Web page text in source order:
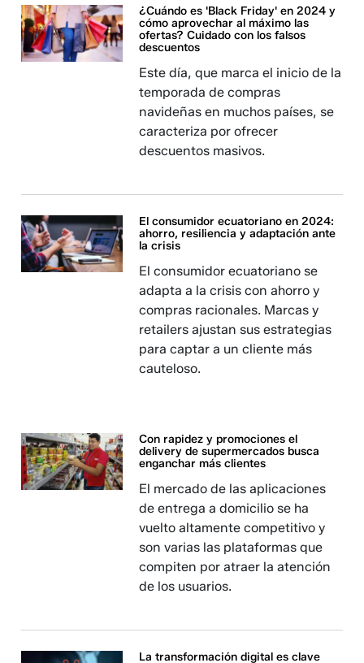
¿Cuándo es 'Black Friday' en 2024 y
cómo aprovechar al máximo las
ofertas? Cuidado con los falsos
descuentos
Este día, que marca el inicio de la
temporada de compras
navideñas en muchos países, se
caracteriza por ofrecer
descuentos masivos.
El consumidor ecuatoriano en 2024:
ahorro, resiliencia y adaptación ante
la crisis
El consumidor ecuatoriano se
adapta a la crisis con ahorro y
compras racionales. Marcas y
retailers ajustan sus estrategias
para captar a un cliente más
cauteloso.
Con rapidez y promociones el
delivery de supermercados busca
enganchar más clientes
El mercado de las aplicaciones
de entrega a domicilio se ha
vuelto altamente competitivo y
son varias las plataformas que
compiten por atraer la atención
de los usuarios.
La transformación digital es clave